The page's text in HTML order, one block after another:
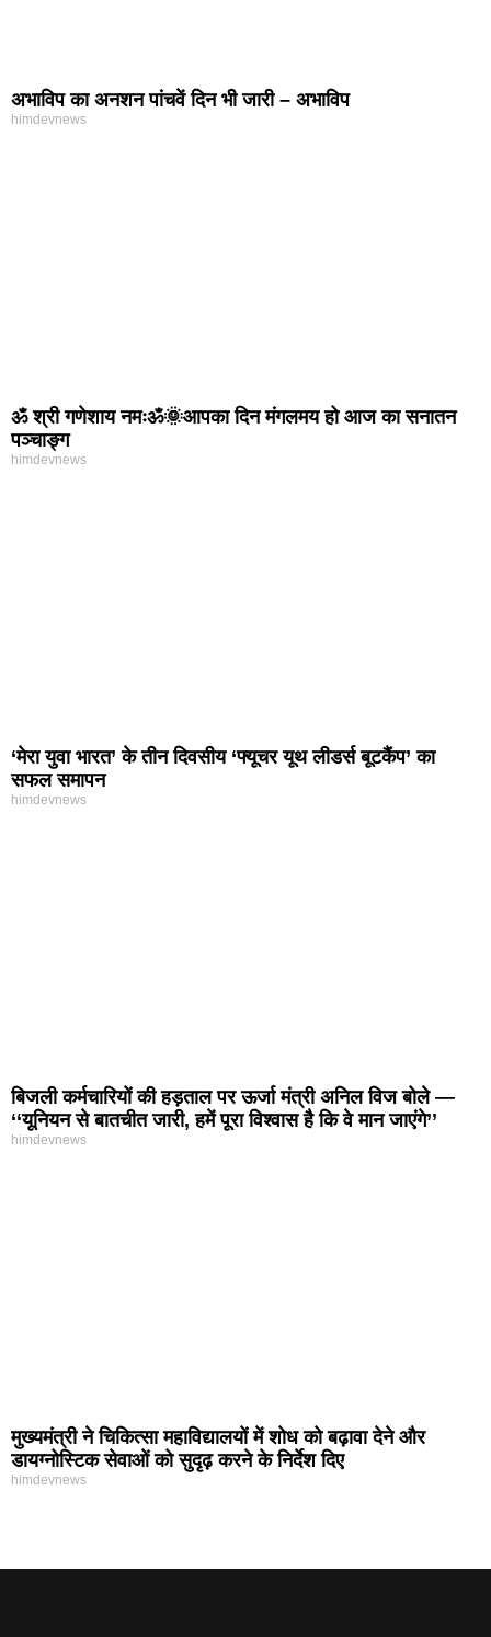
अभाविप का अनशन पांचवें दिन भी जारी – अभाविप
himdevnews
ॐ श्री गणेशाय नमःॐ🌞आपका दिन मंगलमय हो आज का सनातन
पञ्चाङ्ग
himdevnews
‘मेरा युवा भारत’ के तीन दिवसीय ‘फ्यूचर यूथ लीडर्स बूटकैंप’ का
सफल समापन
himdevnews
बिजली कर्मचारियों की हड़ताल पर ऊर्जा मंत्री अनिल विज बोले —
‘‘यूनियन से बातचीत जारी, हमें पूरा विश्वास है कि वे मान जाएंगे’’
himdevnews
मुख्यमंत्री ने चिकित्सा महाविद्यालयों में शोध को बढ़ावा देने और
डायग्नोस्टिक सेवाओं को सुदृढ़ करने के निर्देश दिए
himdevnews